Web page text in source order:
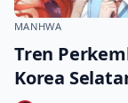
MANHWA
Tren
Korea